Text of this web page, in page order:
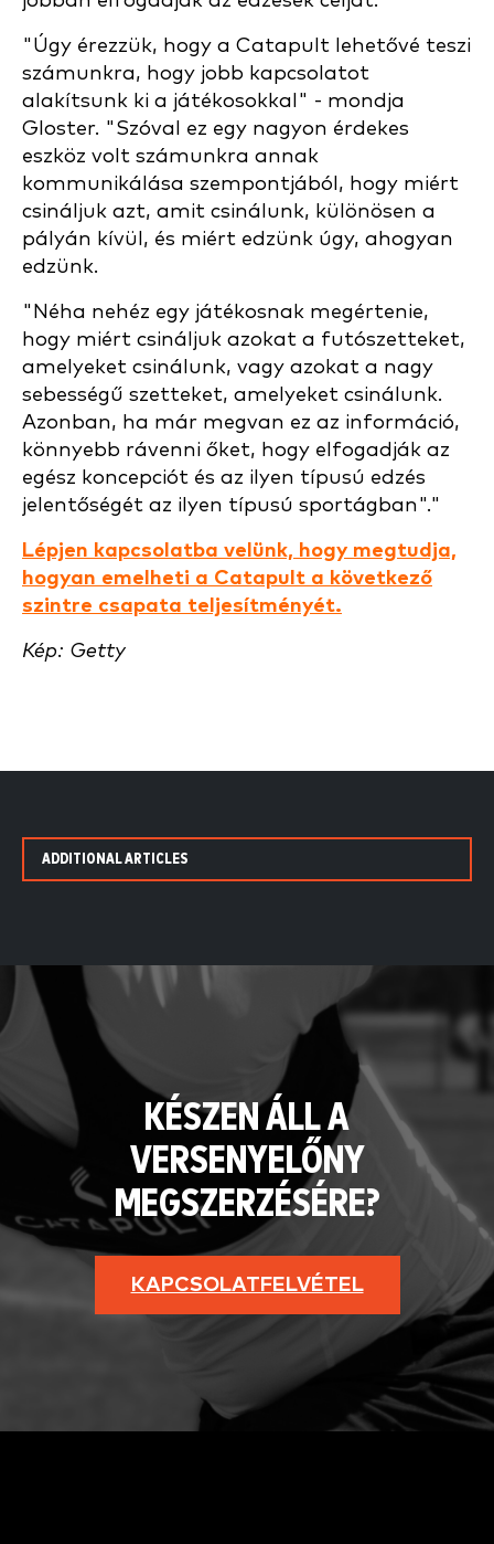
"Úgy érezzük, hogy a Catapult lehetővé teszi
számunkra, hogy jobb kapcsolatot
alakítsunk ki a játékosokkal" - mondja
Gloster. "Szóval ez egy nagyon érdekes
eszköz volt számunkra annak
kommunikálása szempontjából, hogy miért
csináljuk azt, amit csinálunk, különösen a
pályán kívül, és miért edzünk úgy, ahogyan
edzünk.
"Néha nehéz egy játékosnak megértenie,
hogy miért csináljuk azokat a futószetteket,
amelyeket csinálunk, vagy azokat a nagy
sebességű szetteket, amelyeket csinálunk.
Azonban, ha már megvan ez az információ,
könnyebb rávenni őket, hogy elfogadják az
egész koncepciót és az ilyen típusú edzés
jelentőségét az ilyen típusú sportágban"."
Lépjen kapcsolatba velünk, hogy megtudja,
hogyan emelheti a Catapult a következő
szintre csapata teljesítményét.
Kép: Getty
ADDITIONAL ARTICLES
KÉSZEN ÁLL A
VERSENYELŐNY
MEGSZERZÉSÉRE?
KAPCSOLATFELVÉTEL